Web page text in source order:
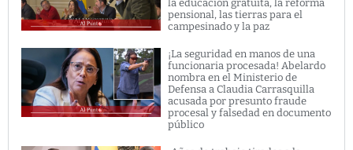
la educación gratuita, la reforma
pensional, las tierras para el
campesinado y la paz
¡La seguridad en manos de una
funcionaria procesada! Abelardo
nombra en el Ministerio de
Defensa a Claudia Carrasquilla
acusada por presunto fraude
procesal y falsedad en documento
público